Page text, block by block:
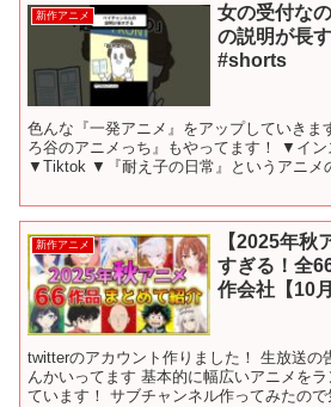
新作アニメ
女の受付な
の説明が長
#shorts
色んな『一発アニメ』をアップしていき
ろ谷のアニメっち』もやってます！ ▼イン
▼Tiktok ▼『耐え子の日常』というアニメ
新作アニメ
【2025年秋
すぎる！全
作会社【10
twitterのアカウント作りました！ 生放送の
んかいってます 基本的に幅広いアニメを
ています！ サブチャンネル作ってみたの